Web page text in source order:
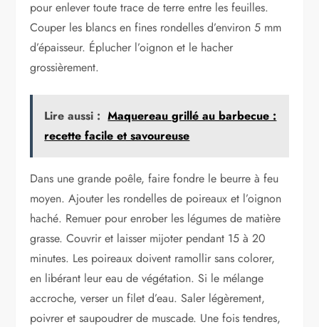
pour enlever toute trace de terre entre les feuilles.
Couper les blancs en fines rondelles d’environ 5 mm
d’épaisseur. Éplucher l’oignon et le hacher
grossièrement.
Lire aussi : Maquereau grillé au barbecue :
recette facile et savoureuse
Dans une grande poêle, faire fondre le beurre à feu
moyen. Ajouter les rondelles de poireaux et l’oignon
haché. Remuer pour enrober les légumes de matière
grasse. Couvrir et laisser mijoter pendant 15 à 20
minutes. Les poireaux doivent ramollir sans colorer,
en libérant leur eau de végétation. Si le mélange
accroche, verser un filet d’eau. Saler légèrement,
poivrer et saupoudrer de muscade. Une fois tendres,